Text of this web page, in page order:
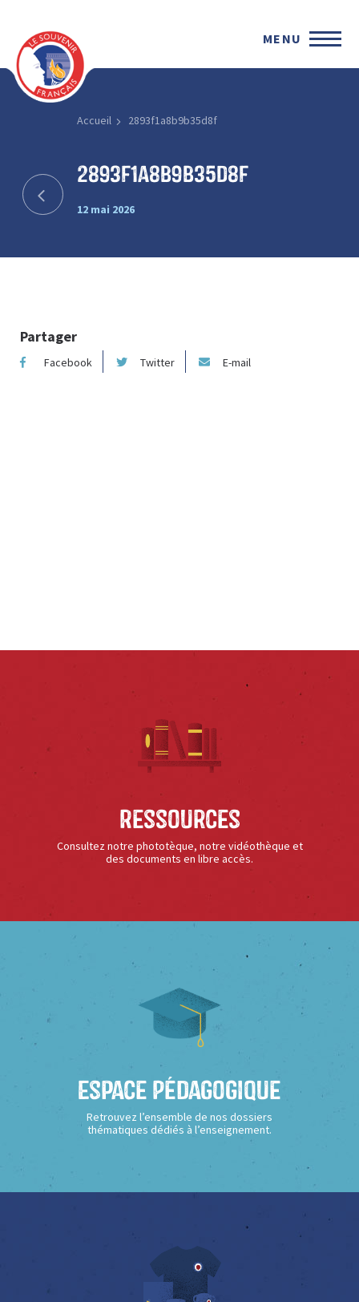
MENU
Accueil 2893f1a8b9b35d8f
2893f1a8b9b35d8f
12 mai 2026
Partager
Facebook Twitter E-mail
Ressources
Consultez notre phototèque, notre vidéothèque et
des documents en libre accès.
Espace Pédagogique
Retrouvez l’ensemble de nos dossiers
thématiques dédiés à l’enseignement.